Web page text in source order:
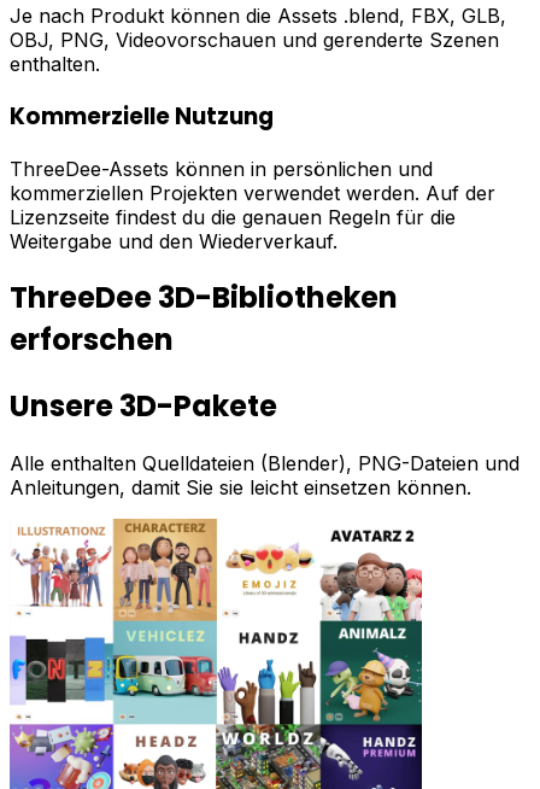
Je nach Produkt können die Assets .blend, FBX, GLB,
OBJ, PNG, Videovorschauen und gerenderte Szenen
enthalten.
Kommerzielle Nutzung
ThreeDee-Assets können in persönlichen und
kommerziellen Projekten verwendet werden. Auf der
Lizenzseite findest du die genauen Regeln für die
Weitergabe und den Wiederverkauf.
ThreeDee 3D-Bibliotheken
erforschen
Unsere 3D-Pakete
Alle enthalten Quelldateien (Blender), PNG-Dateien und
Anleitungen, damit Sie sie leicht einsetzen können.